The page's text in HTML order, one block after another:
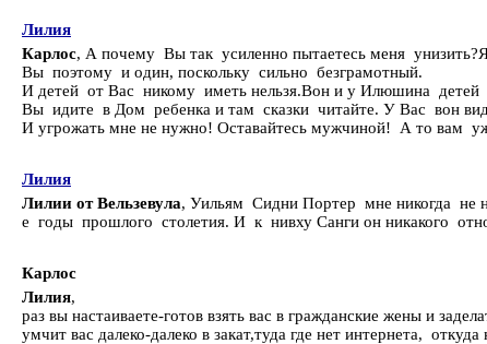
Лилия
Карлос, А почему Вы так усиленно пытаетесь меня
Вы поэтому и один, поскольку сильно безграмотный.
И детей от Вас никому иметь нельзя.Вон и у Илюшина детей
Вы идите в Дом ребенка и там сказки читайте. У Вас вон
И угрожать мне не нужно! Оставайтесь мужчиной! А то вам
Лилия
Лилии от Вельзевула, Уильям Сидни Портер мне никогда не
е годы прошлого столетия. И к нивху Санги он никакого
Карлос
Лилия,
раз вы настаиваете-готов взять вас в гражданские жены и
умчит вас далеко-далеко в закат,туда где нет интернета,